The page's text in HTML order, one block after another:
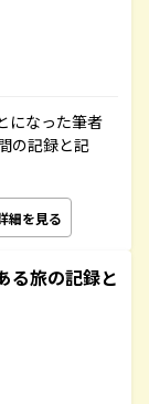
になった筆者
の記録と記
細を見る
旅の記録と